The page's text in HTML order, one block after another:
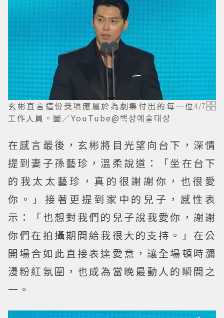
玄彬直言這份獎項應屬於為劇集付出的每一位
工作人員。圖／YouTube@백상예술대상
4/7
在感言最後，玄彬將目光望向台下，深情
提到妻子孫藝珍，溫柔說道：「坐在台下
的我太太藝珍，真的很謝謝你，也很愛
你。」接著更提到家中的兒子，感性表
示：「也想對我們的兒子說我愛你，謝謝
你們在拍攝期間給我很大的支持。」在公
開場合如此直接表達愛意，讓全場頓時瀰
漫粉紅氛圍，也成為當晚最動人的瞬間之
一。